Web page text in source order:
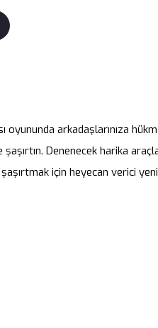
arkadaşlarınıza
Denenecek harika
şaşırtmak için heyecan verici